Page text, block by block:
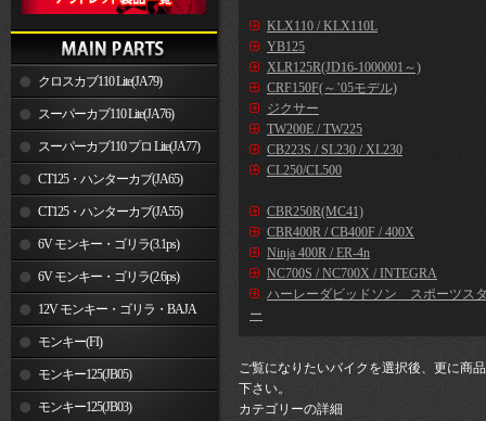
クロスカブ110 Lite(JA79)
スーパーカブ110 Lite(JA76)
スーパーカブ110 プロ Lite(JA77)
CT125・ハンターカブ(JA65)
CT125・ハンターカブ(JA55)
6V モンキー・ゴリラ(3.1ps)
6V モンキー・ゴリラ(2.6ps)
12V モンキー・ゴリラ・BAJA
モンキー(FI)
モンキー125(JB05)
モンキー125(JB03)
KLX110 / KLX110L
YB125
XLR125R(JD16-1000001～)
CRF150F(～’05モデル)
ジクサー
TW200E / TW225
CB223S / SL230 / XL230
CL250/CL500
CBR250R(MC41)
CBR400R / CB400F / 400X
Ninja 400R / ER-4n
NC700S / NC700X / INTEGRA
ハーレーダビッドソン スポーツス
ー
ご覧になりたいバイクを選択後、更に商
下さい。
カテゴリーの詳細